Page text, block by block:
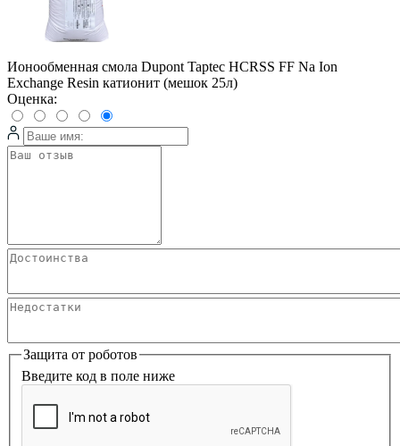
Ионообменная смола Dupont Taptec HCRSS FF Na Ion
Exchange Resin катионит (мешок 25л)
Оценка:
Защита от роботов
Введите код в поле ниже